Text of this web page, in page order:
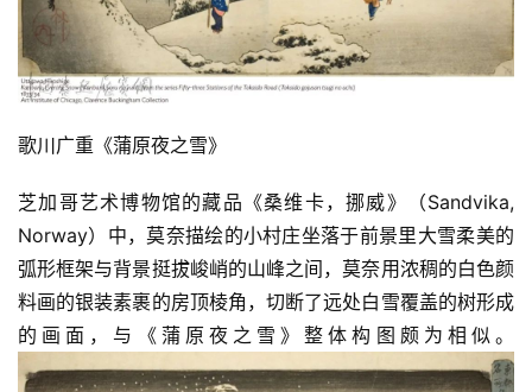
美
术
库
容
易
寫
錯
用
錯
的
歌川广重《蒲原夜之雪》
芝加哥艺术博物馆的藏品《桑维卡，挪威》（Sandvika,
Norway）中，莫奈描绘的小村庄坐落于前景里大雪柔美的
弧形框架与背景挺拔峻峭的山峰之间，莫奈用浓稠的白色颜
料画的银装素裹的房顶棱角，切断了远处白雪覆盖的树形成
的画面，与《蒲原夜之雪》整体构图颇为相似。